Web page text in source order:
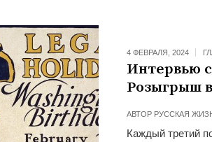
4 ФЕВРАЛЯ, 2024
Интервью
Розыгрыш
АВТОР РУССКАЯ
Каждый третий